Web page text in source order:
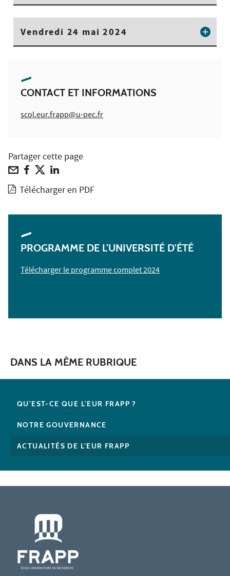
Vendredi 24 mai 2024
CONTACT ET INFORMATIONS
scol.eur.frapp@u-pec.fr
Partager cette page
Télécharger en PDF
PROGRAMME DE L'UNIVERSITÉ D'ÉTÉ
Télécharger le programme complet 2024
DANS LA MÊME RUBRIQUE
QU'EST-CE QUE L'EUR FRAPP ?
NOTRE GOUVERNANCE
ACTUALITÉS DE L'EUR FRAPP